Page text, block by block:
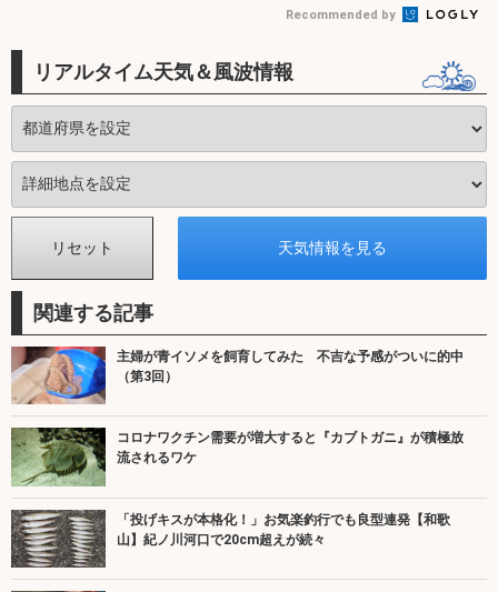
Recommended by
リアルタイム天気＆風波情報
関連する記事
主婦が青イソメを飼育してみた 不吉な予感がついに的中
（第3回）
コロナワクチン需要が増大すると『カブトガニ』が積極放
流されるワケ
「投げキスが本格化！」お気楽釣行でも良型連発【和歌
山】紀ノ川河口で20cm超えが続々